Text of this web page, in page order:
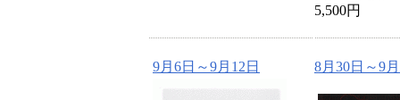
5,500円
9月6日～9月12日 8月30日～9